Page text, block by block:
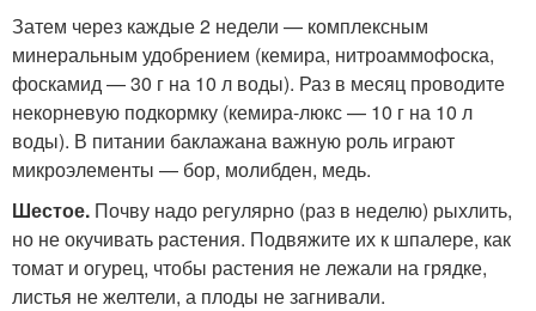
Затем через каждые 2 недели — комплексным
минеральным удобрением (кемира, нитроаммофоска,
фоскамид — 30 г на 10 л воды). Раз в месяц проводите
некорневую подкормку (кемира-люкс — 10 г на 10 л
воды). В питании баклажана важную роль играют
микроэлементы — бор, молибден, медь.
Шестое. Почву надо регулярно (раз в неделю) рыхлить,
но не окучивать растения. Подвяжите их к шпалере, как
томат и огурец, чтобы растения не лежали на грядке,
листья не желтели, а плоды не загнивали.